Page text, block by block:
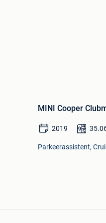
MINI Cooper
2019
Parkeerassistent,